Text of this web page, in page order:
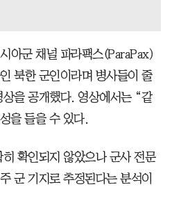
아군 채널 파라팩스(ParaPax)
북한 군인이라며 병사들이 줄
을 공개했다. 영상에서는 “같
을 들을 수 있다.
확인되지 않았으나 군사 전문
군 기지로 추정된다는 분석이